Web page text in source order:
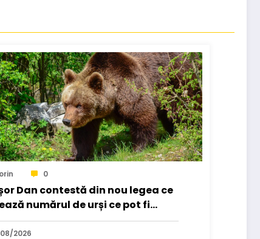
0
Dan contestă din nou legea ce
numărul de urși ce pot fi
A trimis-o…
2026